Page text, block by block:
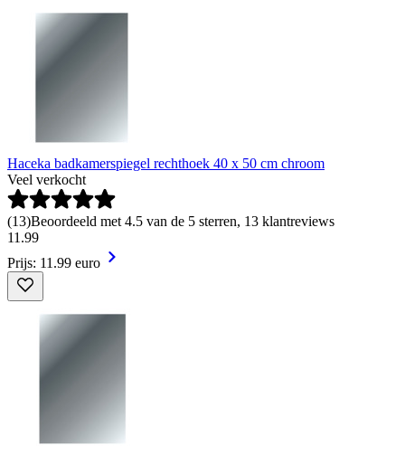
Haceka badkamerspiegel rechthoek 40 x 50 cm chroom
Veel verkocht
(13)Beoordeeld met 4.5 van de 5 sterren, 13 klantreviews
11 .99
Prijs: 11.99 euro